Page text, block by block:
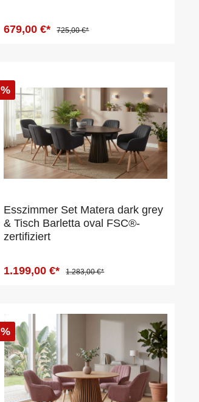
679,00 €* 725,00 €*
%
Esszimmer Set Matera dark grey
& Tisch Barletta oval FSC®-
zertifiziert
1.199,00 €* 1.283,00 €*
%